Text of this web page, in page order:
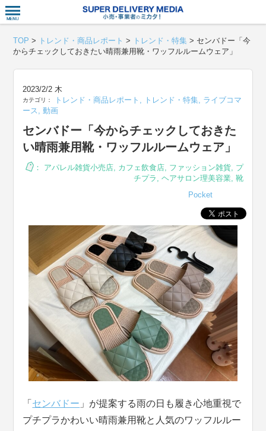
TOP > トレンド・商品レポート > トレンド・特集 > センバドー「今
からチェックしておきたい晴雨兼用靴・ワッフルルームウェア」
2023/2/2 木
カテゴリ： トレンド・商品レポート , トレンド・特集, ライブコマ
ース,動画
センバドー「今からチェックしておきた
い晴雨兼用靴・ワッフルルームウェア」
： アパレル雑貨小売店, カフェ飲食店, ファッション雑貨, プ
チプラ , ヘアサロン理美容業, 靴
Pocket
「 センバドー 」が提案する雨の日も履き心地重視で
プチプラかわいい晴雨兼用靴と人気のワッフルルー